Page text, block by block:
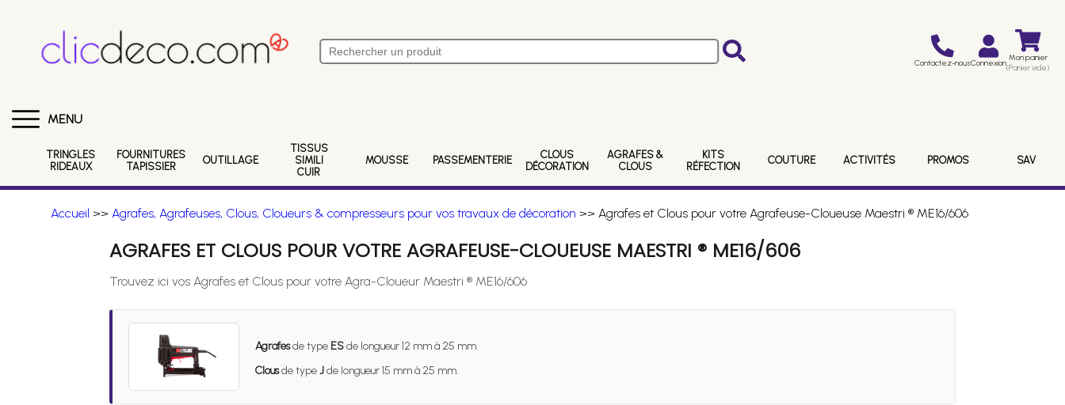
Contactez-nousConnexion Mon panier
(Panier vide)
MENU
TRINGLES
RIDEAUX
FOURNITURES
TAPISSIER
OUTILLAGE
TISSUS
SIMILI
CUIR
MOUSSE PASSEMENTERIE
CLOUS
DÉCORATION
AGRAFES &
CLOUS
KITS
RÉFECTION
COUTURE ACTIVITÉS PROMOS SAV
Accueil >> Agrafes, Agrafeuses, Clous, Cloueurs & compresseurs pour vos travaux de décoration >> Agrafes et Clous pour votre Agrafeuse-Cloueuse Maestri ® ME16/606
AGRAFES ET CLOUS POUR VOTRE AGRAFEUSE-CLOUEUSE MAESTRI ® ME16/606
Trouvez ici vos Agrafes et Clous pour votre Agra-Cloueur Maestri ® ME16/606
Agrafesde type ESde longueur 12 mm à 25 mm.
Clousde typeJde longueur 15 mm à 25 mm.